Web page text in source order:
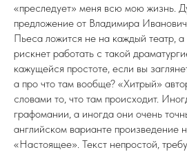
«преследует» меня всю мою жизнь.
предложение от Владимира
Пьеса ложится не на каждый театр,
рискнет работать с такой
кажущейся простоте, если вы
а про что там вообще? «Хитрый»
словами то, что там происходит.
графомании, а иногда они очень
английском варианте произведение
«Настоящее». Текст непростой,